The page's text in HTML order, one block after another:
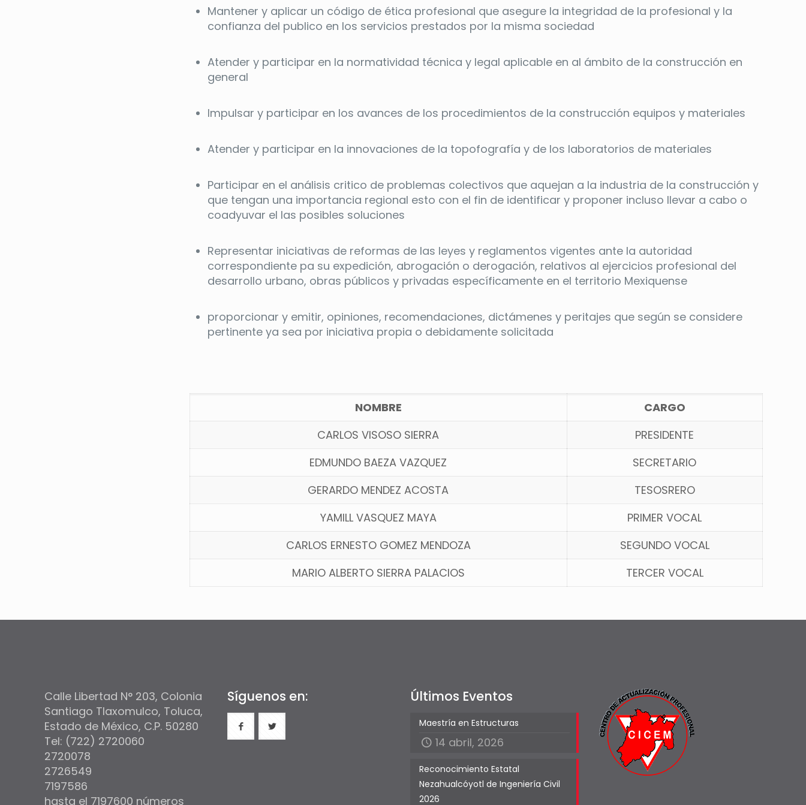
Mantener y aplicar un código de ética profesional que asegure la integridad de la profesional y la
confianza del publico en los servicios prestados por la misma sociedad
Atender y participar en la normatividad técnica y legal aplicable en al ámbito de la construcción en
general
Impulsar y participar en los avances de los procedimientos de la construcción equipos y materiales
Atender y participar en la innovaciones de la topofografía y de los laboratorios de materiales
Participar en el análisis critico de problemas colectivos que aquejan a la industria de la construcción y
que tengan una importancia regional esto con el fin de identificar y proponer incluso llevar a cabo o
coadyuvar el las posibles soluciones
Representar iniciativas de reformas de las leyes y reglamentos vigentes ante la autoridad
correspondiente pa su expedición, abrogación o derogación, relativos al ejercicios profesional del
desarrollo urbano, obras públicos y privadas específicamente en el territorio Mexiquense
proporcionar y emitir, opiniones, recomendaciones, dictámenes y peritajes que según se considere
pertinente ya sea por iniciativa propia o debidamente solicitada
NOMBRE
CARGO
CARLOS VISOSO SIERRA
PRESIDENTE
EDMUNDO BAEZA VAZQUEZ
SECRETARIO
GERARDO MENDEZ ACOSTA
TESOSRERO
YAMILL VASQUEZ MAYA
PRIMER VOCAL
CARLOS ERNESTO GOMEZ MENDOZA
SEGUNDO VOCAL
MARIO ALBERTO SIERRA PALACIOS
TERCER VOCAL
Calle Libertad N° 203, Colonia
Santiago Tlaxomulco, Toluca,
Estado de México, C.P. 50280
Tel: (722) 2720060
2720078
2726549
7197586
hasta el 7197600 números
Síguenos en: Últimos Eventos
Maestría en Estructuras
14 abril, 2026
Reconocimiento Estatal
Nezahualcóyotl de Ingeniería Civil
2026